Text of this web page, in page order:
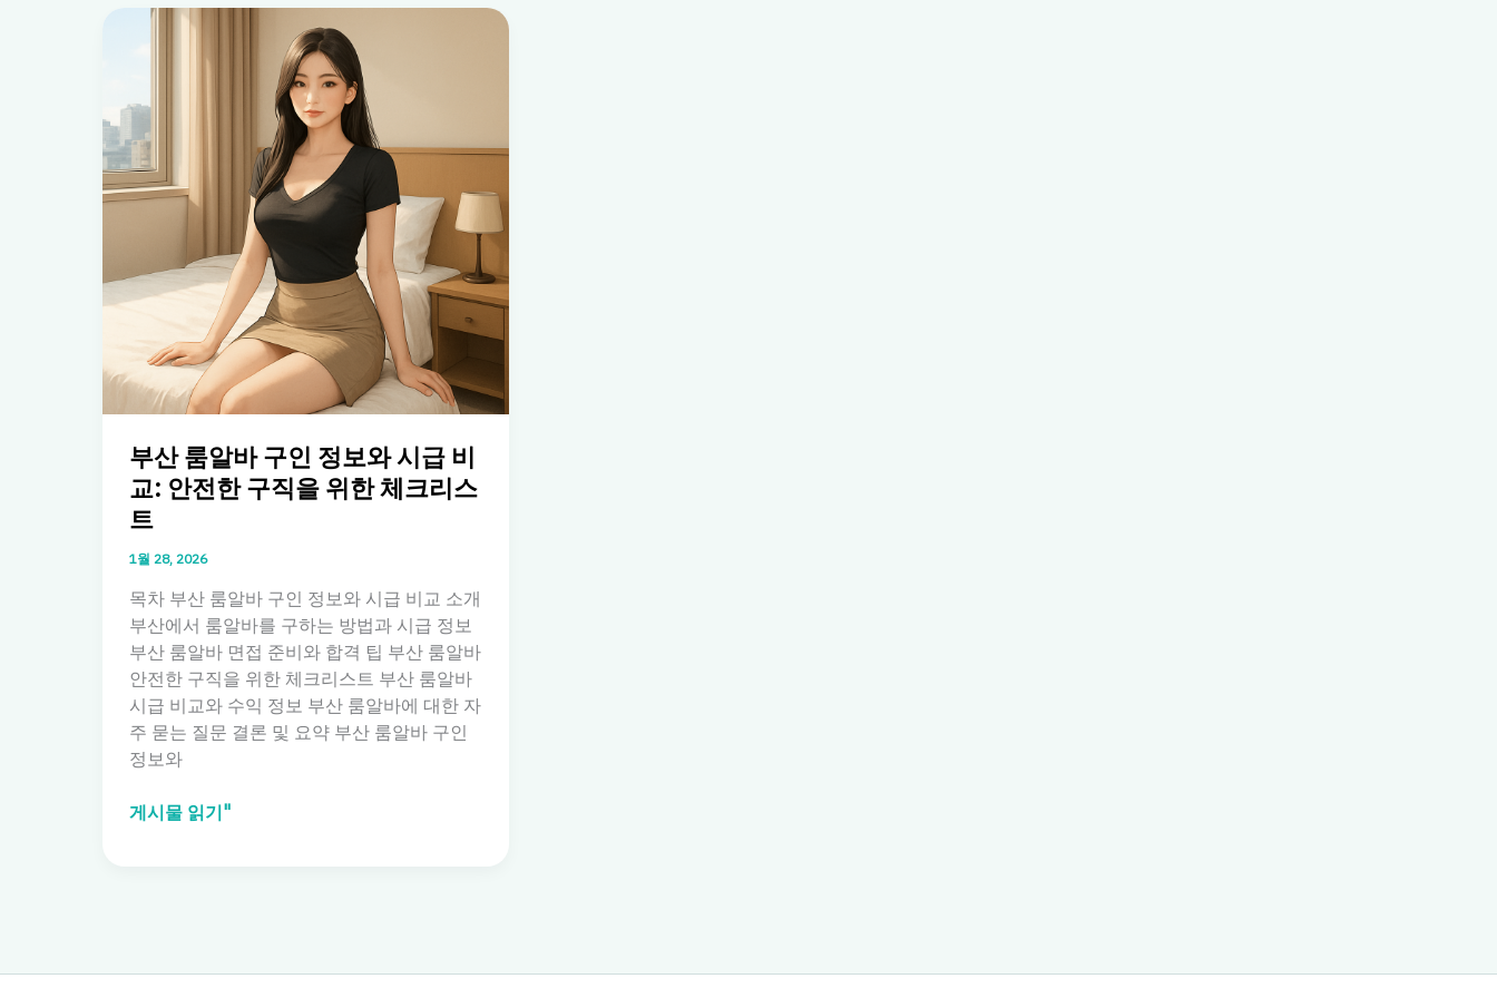
부산 룸알바 구인 정보와 시급 비
교: 안전한 구직을 위한 체크리스
트
1월 28, 2026
목차 부산 룸알바 구인 정보와 시급 비교 소개
부산에서 룸알바를 구하는 방법과 시급 정보
부산 룸알바 면접 준비와 합격 팁 부산 룸알바
안전한 구직을 위한 체크리스트 부산 룸알바
시급 비교와 수익 정보 부산 룸알바에 대한 자
주 묻는 질문 결론 및 요약 부산 룸알바 구인
정보와
부
인
게시물 읽기"